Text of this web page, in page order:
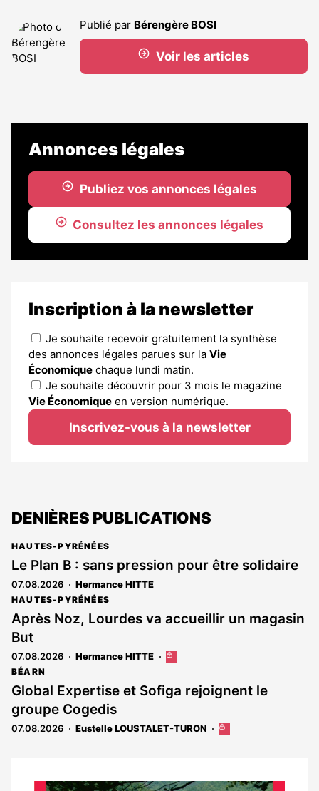
Publié par Bérengère BOSI
Voir les articles
Annonces légales
Publiez vos annonces légales
Consultez les annonces légales
Inscription à la newsletter
Je souhaite recevoir gratuitement la synthèse
des annonces légales parues sur la Vie
Économique chaque lundi matin.
Je souhaite découvrir pour 3 mois le magazine
Vie Économique en version numérique.
Inscrivez-vous à la newsletter
DENIÈRES PUBLICATIONS
HAUTES-PYRÉNÉES
Le Plan B : sans pression pour être solidaire
07.08.2026 Hermance HITTE
HAUTES-PYRÉNÉES
Après Noz, Lourdes va accueillir un magasin
But
07.08.2026 Hermance HITTE
Cet
réservé
abonnés
BÉARN
Global Expertise et Sofiga rejoignent le
groupe Cogedis
07.08.2026 Eustelle LOUSTALET-TURON
Cet
aux